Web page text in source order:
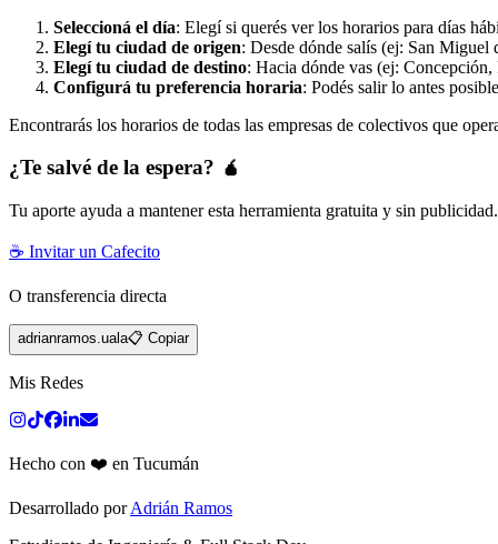
Seleccioná el día: Elegí si querés ver los horarios para días
Elegí tu ciudad de origen: Desde dónde salís (ej: San
Elegí tu ciudad de destino: Hacia dónde vas (ej:
Configurá tu preferencia horaria: Podés salir lo antes
Encontrarás los horarios de todas las empresas de colectivos que
¿Te salvé de la espera? 🧉
Tu aporte ayuda a mantener esta herramienta gratuita y sin
☕ Invitar un Cafecito
O transferencia directa
adrianramos.uala📋 Copiar
Mis Redes
Hecho con ❤️ en Tucumán
Desarrollado porAdrián Ramos